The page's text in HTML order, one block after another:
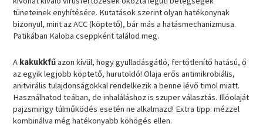
tüneteinek enyhítésére. Kutatások szerint olyan hatékonynak
bizonyul, mint az ACC (köptető), bár más a hatásmechanizmusa.
Patikában Kaloba cseppként találod meg.
A kakukkfűazon kívül, hogy gyulladásgátló, fertőtlenítő hatású, ő
az egyik legjobb köptető, hurutoldó! Olaja erős antimikrobiális,
anitvirális tulajdonságokkal rendelkezik a benne lévő timol miatt.
Használhatod teában, de inhaláláshoz is szuper választás. Illóolaját
pajzsmirigy túlműködés esetén ne alkalmazd! Extra tipp: mézzel
kombinálva még hatékonyabb köhögés ellen.